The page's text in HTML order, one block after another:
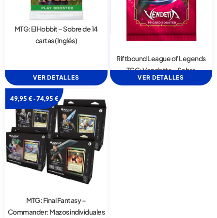
MTG: El Hobbit – Sobre de 14
cartas (Inglés)
VER DETALLES
Riftbound League of Legends
TCG: Vendetta – Sobre
VER DETALLES
49,95 €-74,95 €
MTG: Final Fantasy –
Commander: Mazos individuales